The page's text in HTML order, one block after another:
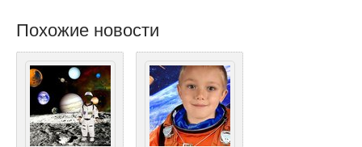
Похожие новости